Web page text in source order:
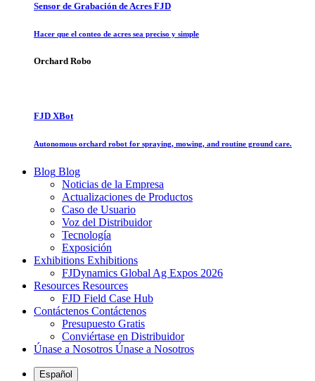
Sensor de Grabación de Acres FJD
Hacer que el conteo de acres sea preciso y simple
Orchard Robo
FJD XBot
Autonomous orchard robot for spraying, mowing, and routine ground care.
Blog Blog
Noticias de la Empresa
Actualizaciones de Productos
Caso de Usuario
Voz del Distribuidor
Tecnología
Exposición
Exhibitions Exhibitions
FJDynamics Global Ag Expos 2026
Resources Resources
FJD Field Case Hub
Contáctenos Contáctenos
Presupuesto Gratis
Conviértase en Distribuidor
Únase a Nosotros Únase a Nosotros
Español